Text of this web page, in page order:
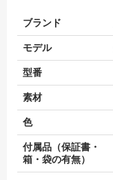
ブランド
モデル
型番
素材
色
付属品（保証書・
箱・袋の有無）